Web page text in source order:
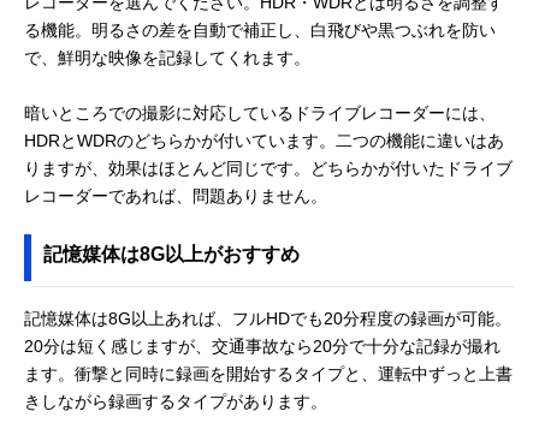
る機能。明るさの差を自動で補正し、白飛びや黒つぶれを防い
で、鮮明な映像を記録してくれます。
暗いところでの撮影に対応しているドライブレコーダーには、
HDRとWDRのどちらかが付いています。二つの機能に違いはあ
りますが、効果はほとんど同じです。どちらかが付いたドライブ
レコーダーであれば、問題ありません。
記憶媒体は8G以上がおすすめ
記憶媒体は8G以上あれば、フルHDでも20分程度の録画が可能。
20分は短く感じますが、交通事故なら20分で十分な記録が撮れ
ます。衝撃と同時に録画を開始するタイプと、運転中ずっと上書
きしながら録画するタイプがあります。